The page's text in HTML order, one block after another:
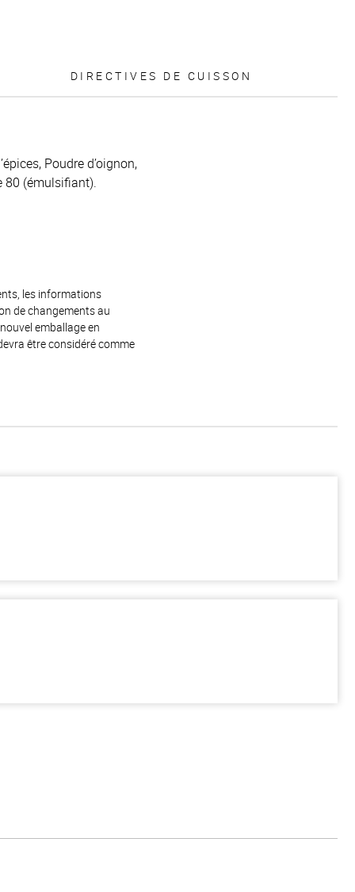
DIRECTIVES DE CUISSON
Poudre d’oignon,
80 (émulsifiant).
les informations
de changements au
emballage en
être considéré comme